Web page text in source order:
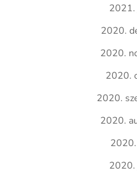
2021.
2020.
2020.
2020.
2020.
2020.
2020.